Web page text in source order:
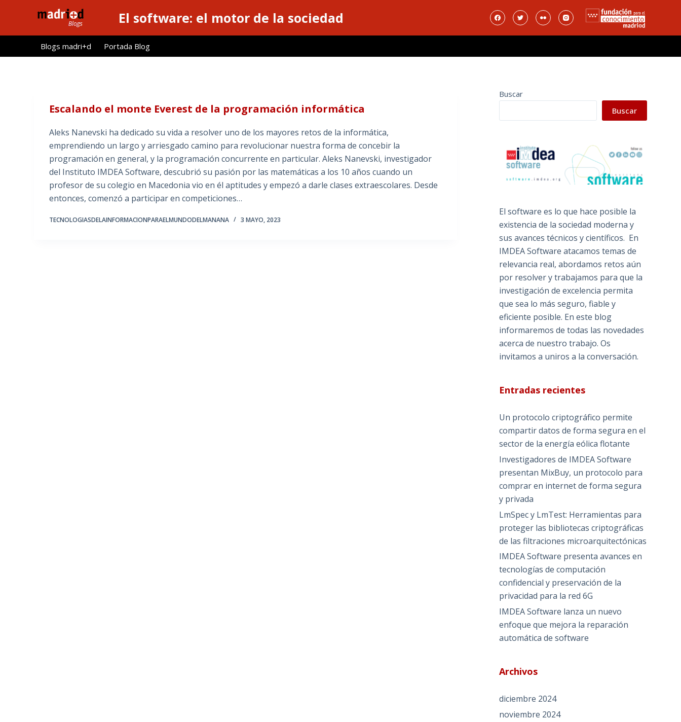
l
El software: el motor de la sociedad
Blogs madri+d Portada Blog
Escalando el monte Everest de la programación informática
Aleks Nanevski ha dedicado su vida a resolver uno de los mayores retos de la informática,
emprendiendo un largo y arriesgado camino para revolucionar nuestra forma de concebir la
programación en general, y la programación concurrente en particular. Aleks Nanevski, investigador
del Instituto IMDEA Software, descubrió su pasión por las matemáticas a los 10 años cuando un
profesor de su colegio en Macedonia vio en él aptitudes y empezó a darle clases extraescolares. Desde
entonces, comenzó a participar en competiciones…
TECNOLOGIASDELAINFORMACIONPARAELMUNDODELMANANA 3 MAYO, 2023
Buscar
Buscar
El software es lo que hace posible la
existencia de la sociedad moderna y
sus avances técnicos y científicos. En
IMDEA Software atacamos temas de
relevancia real, abordamos retos aún
por resolver y trabajamos para que la
investigación de excelencia permita
que sea lo más seguro, fiable y
eficiente posible. En este blog
informaremos de todas las novedades
acerca de nuestro trabajo. Os
invitamos a uniros a la conversación.
Entradas recientes
Un protocolo criptográfico permite
compartir datos de forma segura en el
sector de la energía eólica flotante
Investigadores de IMDEA Software
presentan MixBuy, un protocolo para
comprar en internet de forma segura
y privada
LmSpec y LmTest: Herramientas para
proteger las bibliotecas criptográficas
de las filtraciones microarquitectónicas
IMDEA Software presenta avances en
tecnologías de computación
confidencial y preservación de la
privacidad para la red 6G
IMDEA Software lanza un nuevo
enfoque que mejora la reparación
automática de software
Archivos
diciembre 2024
noviembre 2024